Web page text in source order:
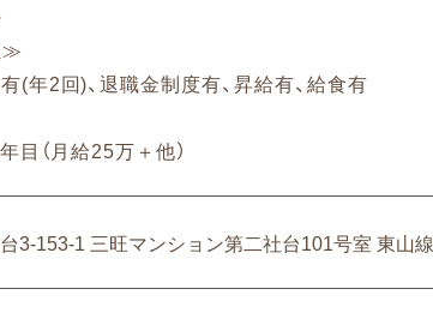
≫
(年2回)、退職金制度有、昇給有、給食有
（月給25万＋他）
3-153-1 三旺マンション第二社台101号室 東山線